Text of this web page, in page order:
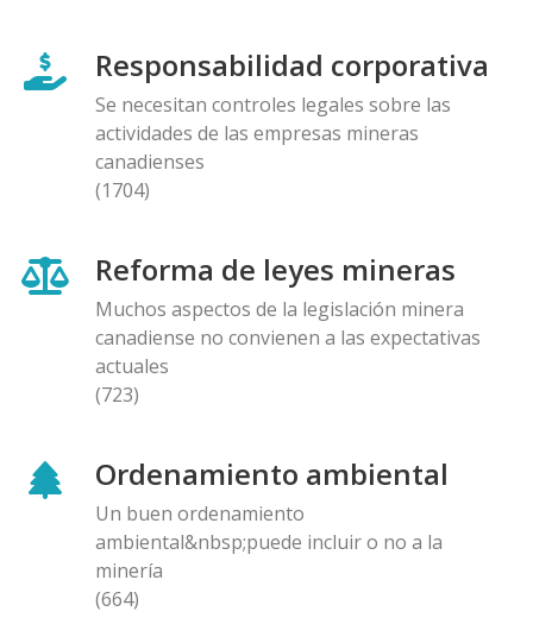
Responsabilidad corporativa
Se necesitan controles legales sobre las
actividades de las empresas mineras
canadienses
(1704)
Reforma de leyes mineras
Muchos aspectos de la legislación minera
canadiense no convienen a las expectativas
actuales
(723)
Ordenamiento ambiental
Un buen ordenamiento
ambiental&nbsp;puede incluir o no a la
minería
(664)